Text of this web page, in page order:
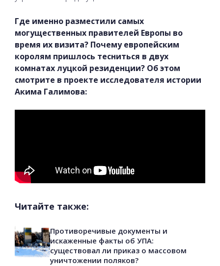
Где именно разместили самых
могущественных правителей Европы во
время их визита? Почему европейским
королям пришлось тесниться в двух
комнатах луцкой резиденции? Об этом
смотрите в проекте исследователя истории
Акима Галимова:
Читайте также:
Противоречивые документы и
искаженные факты об УПА:
существовал ли приказ о массовом
уничтожении поляков?